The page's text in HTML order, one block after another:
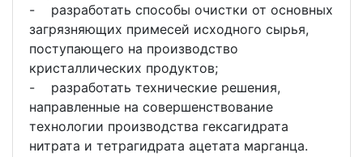
- разработать способы очистки от основных
загрязняющих примесей исходного сырья,
поступающего на производство
кристаллических продуктов;
- разработать технические решения,
направленные на совершенствование
технологии производства гексагидрата
нитрата и тетрагидрата ацетата марганца.